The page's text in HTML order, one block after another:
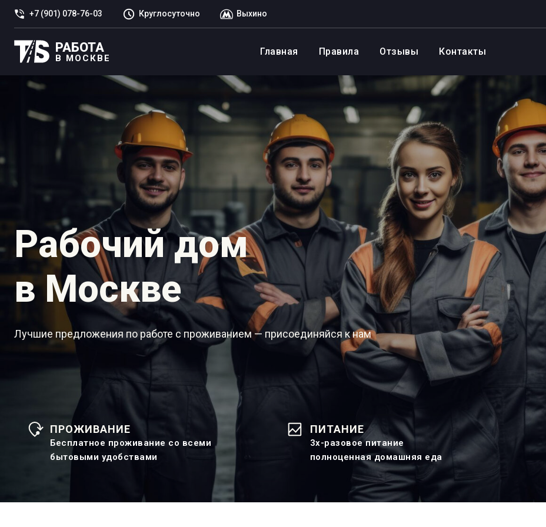
+7 (901) 078-76-03 Круглосуточно Выхино
РАБОТА
В МОСКВЕ
Главная Правила Отзывы Контакты
Рабочий дом
в Москве
Лучшие предложения по работе с проживанием — присоединяйся к нам
ПРОЖИВАНИЕ
Бесплатное проживание со всеми
бытовыми удобствами
ПИТАНИЕ
3х-разовое питание
полноценная домашняя еда